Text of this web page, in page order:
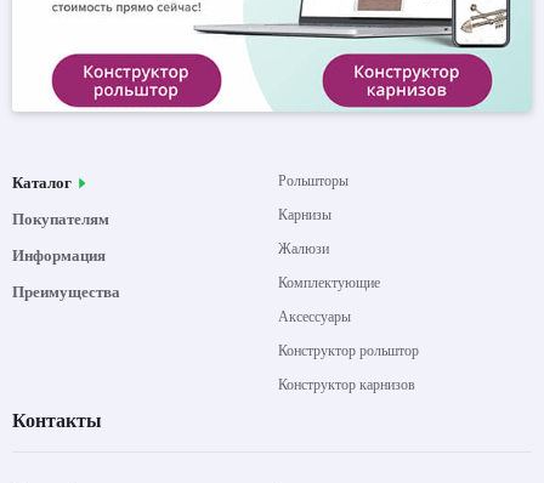
Каталог
Покупателям
Информация
Преимущества
Рольшторы
Карнизы
Жалюзи
Комплектующие
Аксессуары
Конструктор рольштор
Конструктор карнизов
Контакты